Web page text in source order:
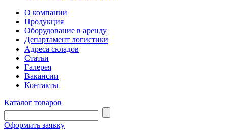
О компании
Продукция
Оборудование в аренду
Департамент логистики
Адреса складов
Статьи
Галерея
Вакансии
Контакты
Каталог товаров
Оформить заявку